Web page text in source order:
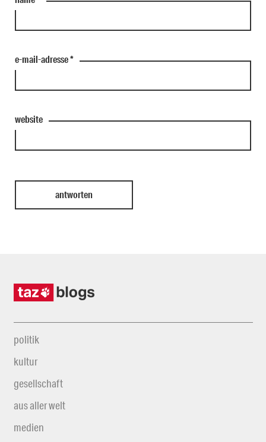
e-mail-adresse*
website
politik
kultur
gesellschaft
aus aller welt
medien